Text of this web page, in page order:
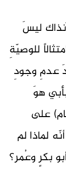
ليسَ
للوصيّةِ
عدمِ وجودِ
هوَ
على
لماذا لم
بكرٍ وعُمر؟